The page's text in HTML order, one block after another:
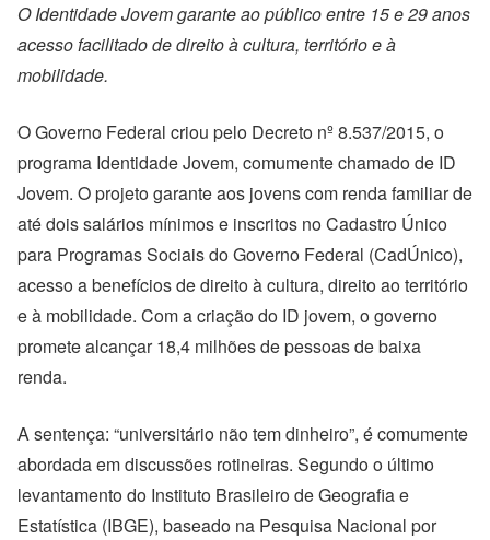
O Identidade Jovem garante ao público entre 15 e 29 anos
acesso facilitado de direito à cultura, território e à
mobilidade.
O Governo Federal criou pelo Decreto nº 8.537/2015, o
programa Identidade Jovem, comumente chamado de ID
Jovem. O projeto garante aos jovens com renda familiar de
até dois salários mínimos e inscritos no Cadastro Único
para Programas Sociais do Governo Federal (CadÚnico),
acesso a benefícios de direito à cultura, direito ao território
e à mobilidade. Com a criação do ID jovem, o governo
promete alcançar 18,4 milhões de pessoas de baixa
renda.
A sentença: “universitário não tem dinheiro”, é comumente
abordada em discussões rotineiras. Segundo o último
levantamento do Instituto Brasileiro de Geografia e
Estatística (IBGE), baseado na Pesquisa Nacional por